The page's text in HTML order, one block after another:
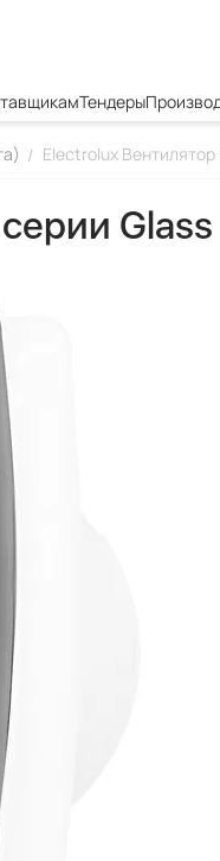
Тендеры
/ Electrolux